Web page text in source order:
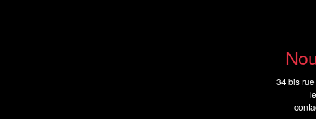
34 bis